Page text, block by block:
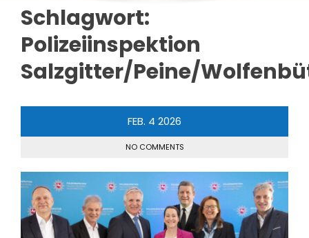
Schlagwort:
Polizeiinspektion
Salzgitter/Peine/
FEB. 4 2026
NO COMMENTS